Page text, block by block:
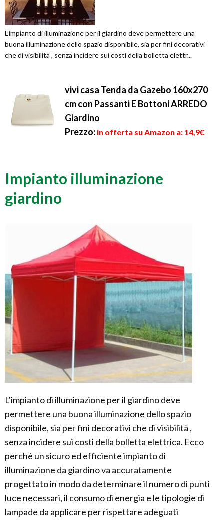
L’impianto di illuminazione per il giardino deve permettere una
buona illuminazione dello spazio disponibile, sia per fini decorativi
che di visibilità , senza incidere sui costi della bolletta elettr...
vivi casa Tenda da Gazebo 160x270
cm con Passanti E Bottoni ARREDO
Giardino
Prezzo: in offerta su Amazon a: 14,9€
Impianto illuminazione
giardino
L’impianto di illuminazione per il giardino deve
permettere una buona illuminazione dello spazio
disponibile, sia per fini decorativi che di visibilità ,
senza incidere sui costi della bolletta elettrica. Ecco
perché un sicuro ed efficiente impianto di
illuminazione da giardino va accuratamente
progettato in modo da determinare il numero di punti
luce necessari, il consumo di energia e le tipologie di
lampade da applicare per rispettare adeguati